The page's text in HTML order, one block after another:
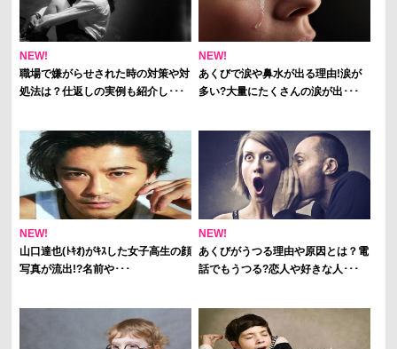
NEW!
職場で嫌がらせされた時の対策や対
処法は？仕返しの実例も紹介し･･･
NEW!
あくびで涙や鼻水が出る理由!涙が
多い?大量にたくさんの涙が出･･･
NEW!
山口達也(ﾄｷｵ)がｷｽした女子高生の顔
写真が流出!?名前や･･･
NEW!
あくびがうつる理由や原因とは？電
話でもうつる?恋人や好きな人･･･